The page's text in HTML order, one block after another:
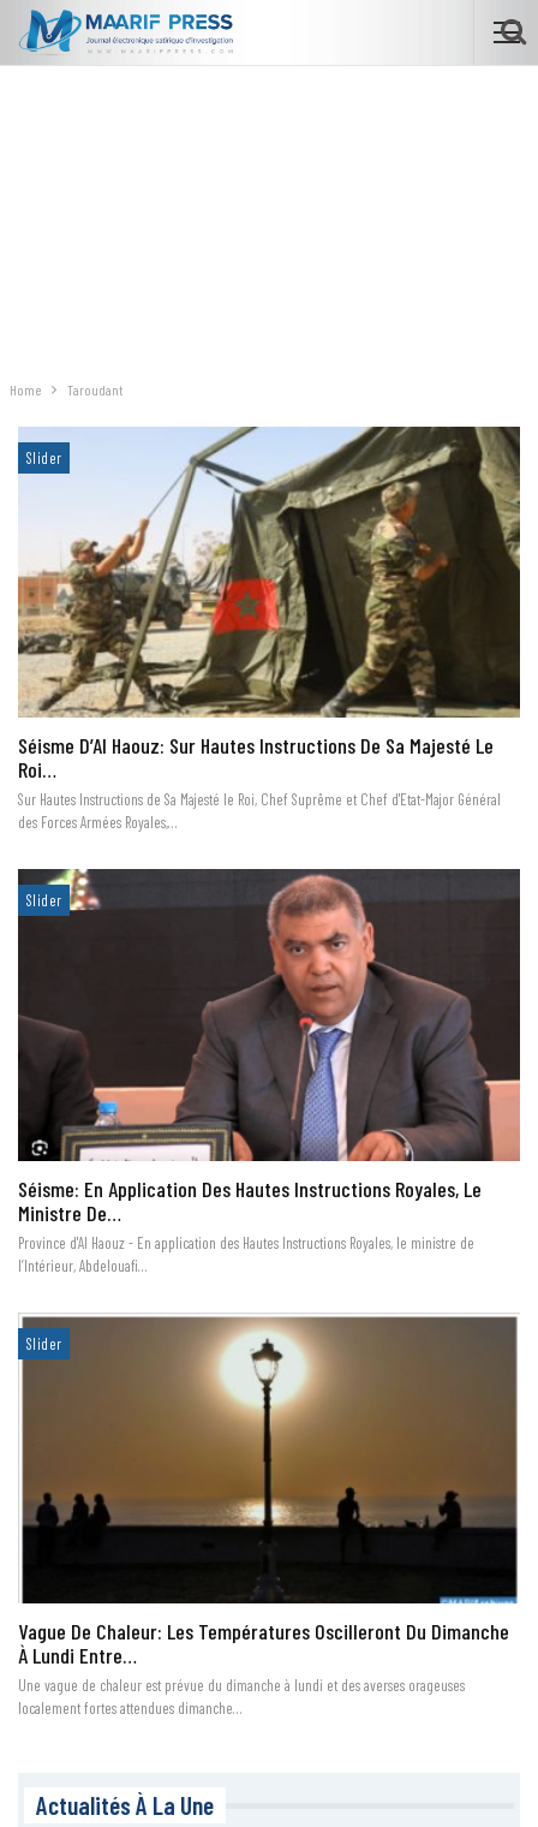
Home Taroudant
Slider
Séisme D’Al Haouz: Sur Hautes Instructions De Sa Majesté Le
Roi…
Sur Hautes Instructions de Sa Majesté le Roi, Chef Suprême et Chef d'Etat-Major Général
des Forces Armées Royales,…
Slider
Séisme: En Application Des Hautes Instructions Royales, Le
Ministre De…
Province d'Al Haouz - En application des Hautes Instructions Royales, le ministre de
l’Intérieur, Abdelouafi…
Slider
Vague De Chaleur: Les Températures Oscilleront Du Dimanche
À Lundi Entre…
Une vague de chaleur est prévue du dimanche à lundi et des averses orageuses
localement fortes attendues dimanche…
Actualités À La Une